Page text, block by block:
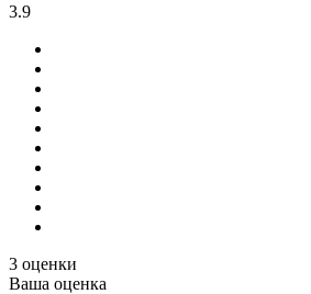
3.9
3 оценки
Ваша оценка